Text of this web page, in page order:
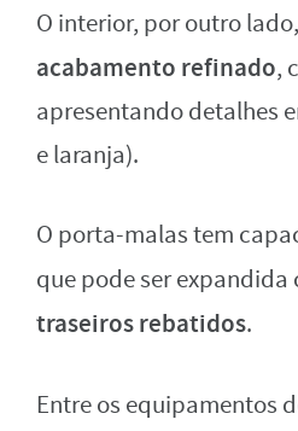
O interior, por outro
acabamento refinado,
apresentando detalhes
e laranja).
O porta-malas tem
que pode ser expandida
traseiros rebatidos.
Entre os equipamentos